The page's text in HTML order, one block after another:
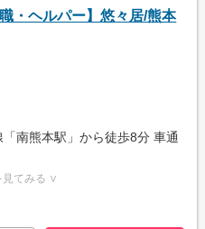
職・ヘルパー】悠々居/熊本
南熊本駅」から徒歩8分 車通
見てみる ∨